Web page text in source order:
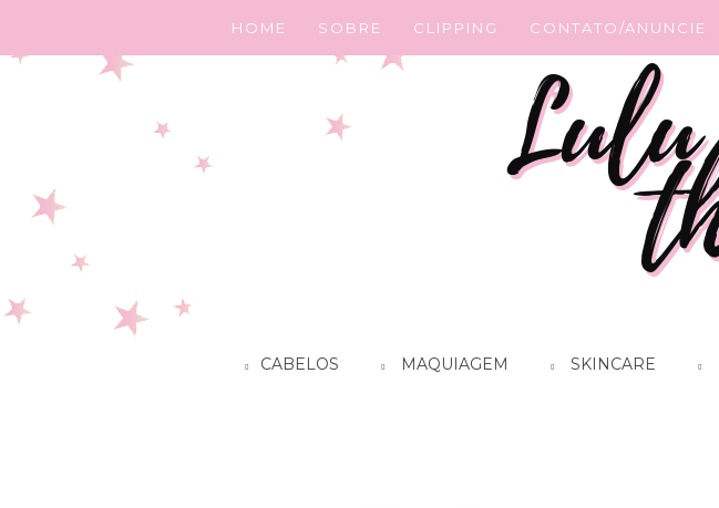
HOME SOBRE CLIPPING CONTATO/ANUNCIE
CABELOS MAQUIAGEM SKINCARE